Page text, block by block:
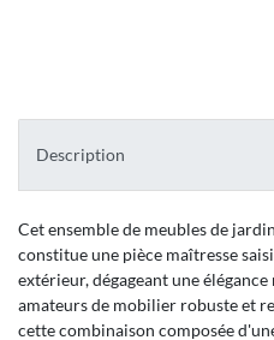
Description
Cet ensemble de meubles de
constitue une pièce maîtresse
extérieur, dégageant une
amateurs de mobilier robuste et
cette combinaison composée